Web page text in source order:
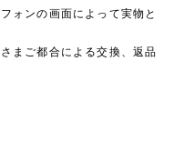
ォンの画面によって実物と
まご都合による交換、返品